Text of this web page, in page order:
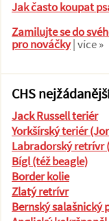
Jak často koupat
Zamilujte se do
pro nováčky| více »
CHS
Jack Russell teriér
Yorkšírský teriér
Labradorský retrívr
Bígl (též beagle)
Border kolie
Zlatý retrívr
Bernský salašnický